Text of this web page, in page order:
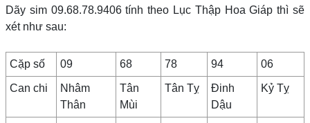
Dãy sim 09.68.78.9406 tính theo Lục Thập Hoa Giáp thì sẽ
xét như sau:
Cặp số 09 68 78 94 06
Can chi
Nhâm
Thân
Tân
Mùi
Tân Tỵ
Đinh
Dậu
Kỷ Tỵ